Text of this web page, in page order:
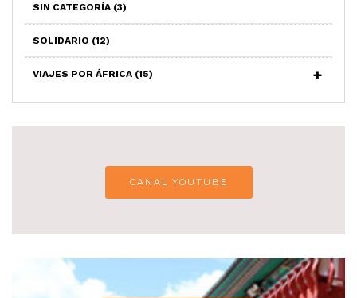
SIN CATEGORÍA (3)
SOLIDARIO (12)
VIAJES POR ÁFRICA (15)
CANAL YOUTUBE